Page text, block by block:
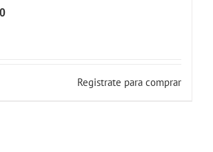
Registrate para comprar